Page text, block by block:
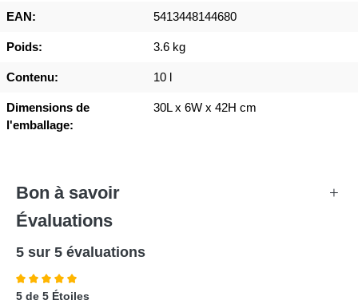
EAN: 5413448144680
Poids: 3.6 kg
Contenu: 10 l
Dimensions de
l'emballage:
30L x 6W x 42H cm
Bon à savoir +
Évaluations
5 sur 5 évaluations
Note moyenne de 5 sur 5 étoiles
5 de 5 Étoiles